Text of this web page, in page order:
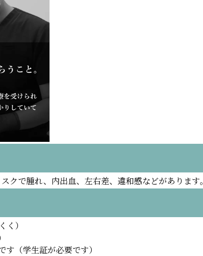
クで腫れ、内出血、左右差、違和感などがあります。
）
（学生証が必要です）